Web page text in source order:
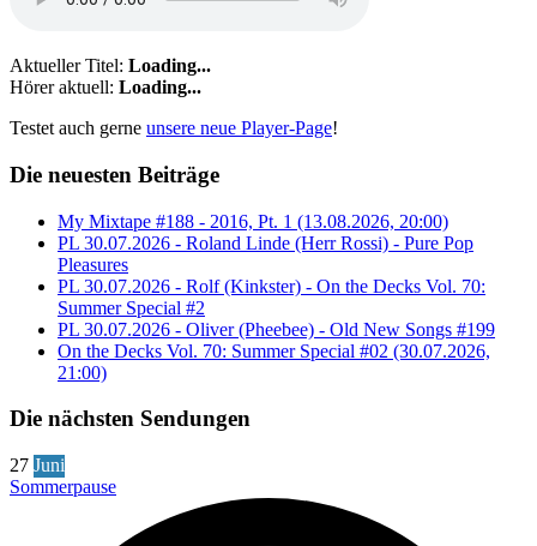
Aktueller Titel: Loading...
Hörer aktuell: Loading...
Testet auch gerne unsere neue Player-Page!
Die neuesten Beiträge
My Mixtape #188 - 2016, Pt. 1 (13.08.2026, 20:00)
PL 30.07.2026 - Roland Linde (Herr Rossi) - Pure Pop
Pleasures
PL 30.07.2026 - Rolf (Kinkster) - On the Decks Vol. 70:
Summer Special #2
PL 30.07.2026 - Oliver (Pheebee) - Old New Songs #199
On the Decks Vol. 70: Summer Special #02 (30.07.2026,
21:00)
Die nächsten Sendungen
27 Juni
Sommerpause